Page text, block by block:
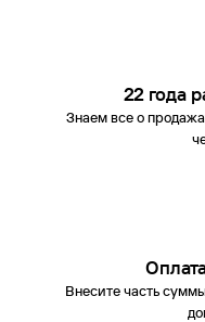
22 года
Знаем все о
Внесите часть